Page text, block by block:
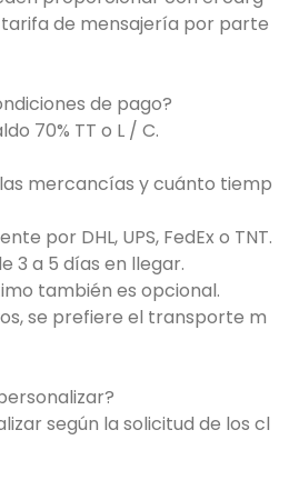
de mensajería por parte
de pago?
70% TT o L / C.
mercancías y cuánto tiemp
por DHL, UPS, FedEx o TNT.
3 a 5 días en llegar.
también es opcional.
se prefiere el transporte m
según la solicitud de los cl